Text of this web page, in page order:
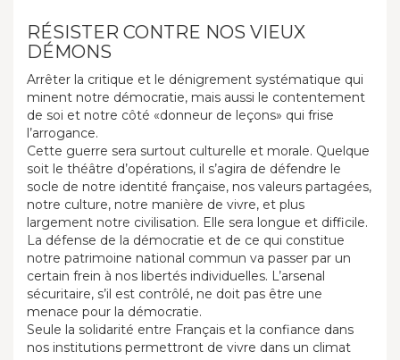
RÉSISTER CONTRE NOS VIEUX
DÉMONS
Arrêter la critique et le dénigrement systématique qui
minent notre démocratie, mais aussi le contentement
de soi et notre côté «donneur de leçons» qui frise
l’arrogance.
Cette guerre sera surtout culturelle et morale. Quelque
soit le théâtre d’opérations, il s’agira de défendre le
socle de notre identité française, nos valeurs partagées,
notre culture, notre manière de vivre, et plus
largement notre civilisation. Elle sera longue et difficile.
La défense de la démocratie et de ce qui constitue
notre patrimoine national commun va passer par un
certain frein à nos libertés individuelles. L’arsenal
sécuritaire, s’il est contrôlé, ne doit pas être une
menace pour la démocratie.
Seule la solidarité entre Français et la confiance dans
nos institutions permettront de vivre dans un climat